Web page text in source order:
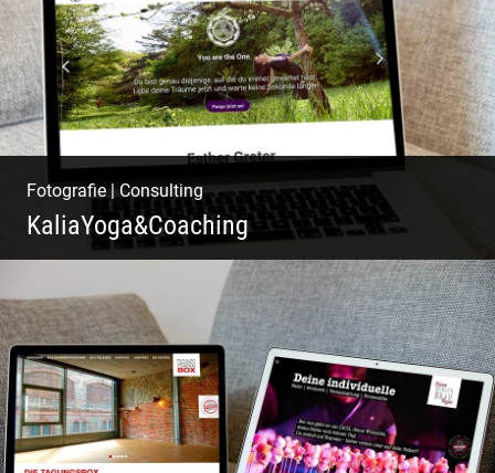
Fotografie | Consulting
KaliaYoga&Coaching
Pint- & Webdesign, Fotografie & Corporate-
Design